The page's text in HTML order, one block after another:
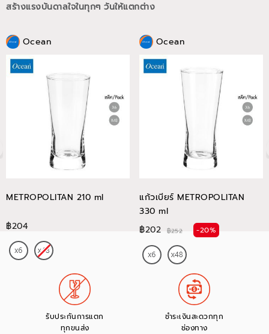
สร้างแรงบันดาลใจในทุกๆ วันให้แตกต่าง
Ocean
METROPOLITAN 210 ml
฿204
Ocean
แก้วเบียร์ METROPOLITAN
330 ml
฿202
฿252 -20%
รับประกันการแตก
ทุกขนส่ง
ชำระเงินสะดวกทุก
ช่องทาง